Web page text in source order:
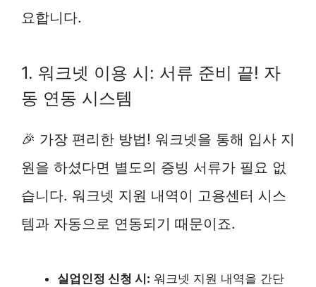
요합니다.
1. 워크넷 이용 시: 서류 준비 끝! 자
동 연동 시스템
🎉 가장 편리한 방법! 워크넷을 통해 입사 지
원을 하셨다면 별도의 증빙 서류가 필요 없
습니다. 워크넷 지원 내역이 고용센터 시스
템과 자동으로 연동되기 때문이죠.
실업인정 신청 시: 워크넷 지원 내역을 간단